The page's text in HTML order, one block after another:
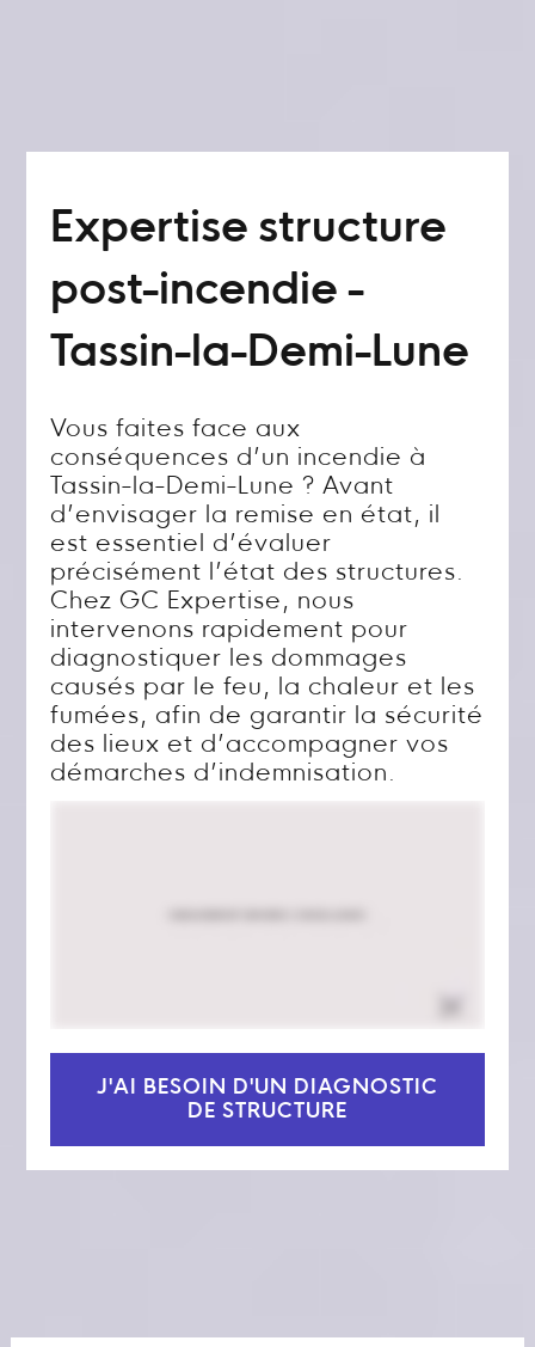
Expertise structure
post-incendie -
Tassin-la-Demi-Lune
Vous faites face aux
conséquences d’un incendie à
Tassin-la-Demi-Lune ? Avant
d’envisager la remise en état, il
est essentiel d’évaluer
précisément l’état des structures.
Chez GC Expertise, nous
intervenons rapidement pour
diagnostiquer les dommages
causés par le feu, la chaleur et les
fumées, afin de garantir la sécurité
des lieux et d’accompagner vos
démarches d’indemnisation.
J'AI BESOIN D'UN DIAGNOSTIC
DE STRUCTURE